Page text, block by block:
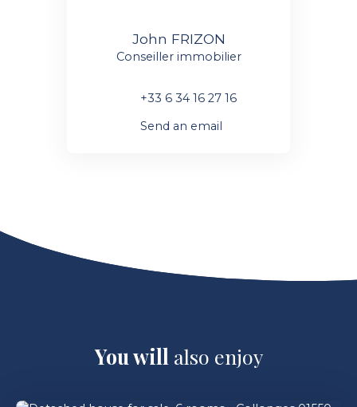
John FRIZON
Conseiller immobilier
+33 6 34 16 27 16
Send an email
You will also enjoy